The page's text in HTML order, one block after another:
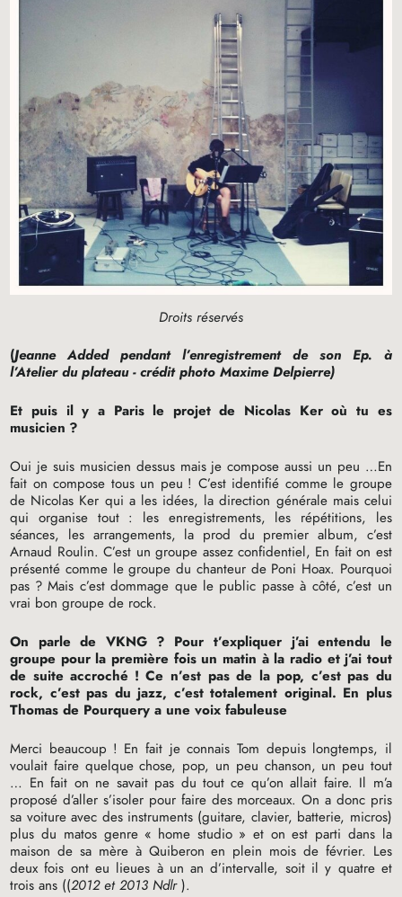
Droits réservés
(Jeanne Added pendant l’enregistrement de son Ep. à
l’Atelier du plateau - crédit photo Maxime Delpierre)
Et puis il y a Paris le projet de Nicolas Ker où tu es
musicien ?
Oui je suis musicien dessus mais je compose aussi un peu …En
fait on compose tous un peu ! C’est identifié comme le groupe
de Nicolas Ker qui a les idées, la direction générale mais celui
qui organise tout : les enregistrements, les répétitions, les
séances, les arrangements, la prod du premier album, c’est
Arnaud Roulin. C’est un groupe assez confidentiel, En fait on est
présenté comme le groupe du chanteur de Poni Hoax. Pourquoi
pas ? Mais c’est dommage que le public passe à côté, c’est un
vrai bon groupe de rock.
On parle deVKNG ? Pour t’expliquer j’ai entendu le
groupe pour la première fois un matin à la radio et j’ai tout
de suite accroché ! Ce n’est pas de la pop, c’est pas du
rock, c’est pas du jazz, c’est totalement original. En plus
Thomas de Pourquery a une voix fabuleuse
Merci beaucoup ! En fait je connais Tom depuis longtemps, il
voulait faire quelque chose, pop, un peu chanson, un peu tout
… En fait on ne savait pas du tout ce qu’on allait faire. Il m’a
proposé d’aller s’isoler pour faire des morceaux. On a donc pris
sa voiture avec des instruments (guitare, clavier, batterie, micros)
plus du matos genre « home studio » et on est parti dans la
maison de sa mère à Quiberon en plein mois de février. Les
deux fois ont eu lieues à un an d’intervalle, soit il y quatre et
trois ans ((2012 et 2013 Ndlr).